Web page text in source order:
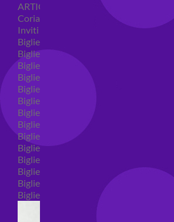
ARTICOLI PER FESTE
Coriandoli e sparacoriandoli
Inviti
Biglietti di auguri
Biglietti auguri pensione
Biglietti auguri compleanno
Biglietti auguri amore
Biglietti auguri nascita
Biglietti auguri primo compleanno
Biglietti auguri battesimo
Biglietti auguri per prima comunione
Biglietti auguri cresima
Biglietti auguri matrimonio
Biglietti auguri anniversario matrimonio
Biglietti auguri Natale
Biglietti auguri laurea
Biglietti auguri generici